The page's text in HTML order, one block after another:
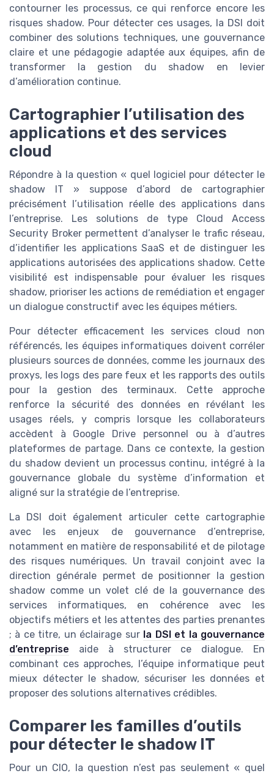
contourner les processus, ce qui renforce encore les
risques shadow. Pour détecter ces usages, la DSI doit
combiner des solutions techniques, une gouvernance
claire et une pédagogie adaptée aux équipes, afin de
transformer la gestion du shadow en levier
d’amélioration continue.
Cartographier l’utilisation des
applications et des services
cloud
Répondre à la question « quel logiciel pour détecter le
shadow IT » suppose d’abord de cartographier
précisément l’utilisation réelle des applications dans
l’entreprise. Les solutions de type Cloud Access
Security Broker permettent d’analyser le trafic réseau,
d’identifier les applications SaaS et de distinguer les
applications autorisées des applications shadow. Cette
visibilité est indispensable pour évaluer les risques
shadow, prioriser les actions de remédiation et engager
un dialogue constructif avec les équipes métiers.
Pour détecter efficacement les services cloud non
référencés, les équipes informatiques doivent corréler
plusieurs sources de données, comme les journaux des
proxys, les logs des pare feux et les rapports des outils
pour la gestion des terminaux. Cette approche
renforce la sécurité des données en révélant les
usages réels, y compris lorsque les collaborateurs
accèdent à Google Drive personnel ou à d’autres
plateformes de partage. Dans ce contexte, la gestion
du shadow devient un processus continu, intégré à la
gouvernance globale du système d’information et
aligné sur la stratégie de l’entreprise.
La DSI doit également articuler cette cartographie
avec les enjeux de gouvernance d’entreprise,
notamment en matière de responsabilité et de pilotage
des risques numériques. Un travail conjoint avec la
direction générale permet de positionner la gestion
shadow comme un volet clé de la gouvernance des
services informatiques, en cohérence avec les
objectifs métiers et les attentes des parties prenantes
; à ce titre, un éclairage sur la DSI et la gouvernance
d’entreprise aide à structurer ce dialogue. En
combinant ces approches, l’équipe informatique peut
mieux détecter le shadow, sécuriser les données et
proposer des solutions alternatives crédibles.
Comparer les familles d’outils
pour détecter le shadow IT
Pour un CIO, la question n’est pas seulement « quel